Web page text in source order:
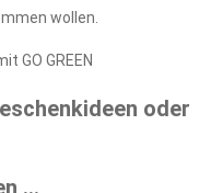
wollen.
oder
…